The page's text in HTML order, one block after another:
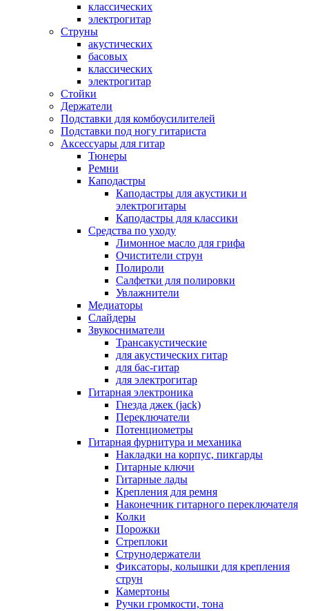
классических
электрогитар
Струны
акустических
басовых
классических
электрогитар
Стойки
Держатели
Подставки для комбоусилителей
Подставки под ногу гитариста
Аксессуары для гитар
Тюнеры
Ремни
Каподастры
Каподастры для акустики и
электрогитары
Каподастры для классики
Средства по уходу
Лимонное масло для грифа
Очистители струн
Полироли
Салфетки для полировки
Увлажнители
Медиаторы
Слайдеры
Звукосниматели
Трансакустические
для акустических гитар
для бас-гитар
для электрогитар
Гитарная электроника
Гнезда джек (jack)
Переключатели
Потенциометры
Гитарная фурнитура и механика
Накладки на корпус, пикгарды
Гитарные ключи
Гитарные лады
Крепления для ремня
Наконечник гитарного переключателя
Колки
Порожки
Стреплоки
Струнодержатели
Фиксаторы, колышки для крепления
струн
Камертоны
Ручки громкости, тона